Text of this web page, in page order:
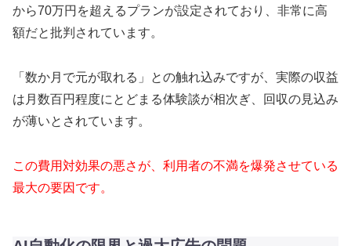
から70万円を超えるプランが設定されており、非常に高
額だと批判されています。
「数か月で元が取れる」との触れ込みですが、実際の収益
は月数百円程度にとどまる体験談が相次ぎ、回収の見込み
が薄いとされています。
この費用対効果の悪さが、利用者の不満を爆発させている
最大の要因です。